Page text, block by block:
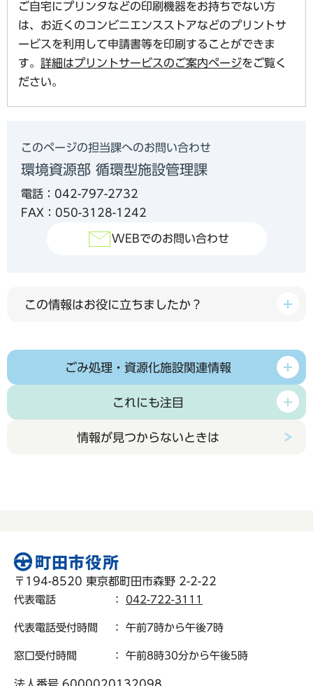
ご自宅にプリンタなどの印刷機器をお持ちでない方
は、お近くのコンビニエンスストアなどのプリントサ
ービスを利用して申請書等を印刷することができま
す。 詳細はプリントサービスのご案内ページをご覧く
ださい。
このページの担当課へのお問い合わせ
環境資源部 循環型施設管理課
電話：042-797-2732
FAX：050-3128-1242
WEBでのお問い合わせ
この情報はお役に立ちましたか？
ごみ処理・資源化施設関連情報
これにも注目
情報が見つからないときは
〒194-8520 東京都町田市森野 2-2-22
代表電話 ： 042-722-3111
代表電話受付時間 ： 午前7時から午後7時
窓口受付時間 ： 午前8時30分から午後5時